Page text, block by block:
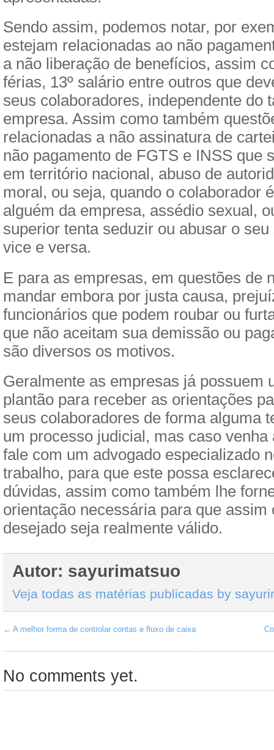
Sendo assim, podemos notar, por
estejam relacionadas ao não
a não liberação de benefícios, assim
férias, 13º salário entre outros que
seus colaboradores, independente do
empresa. Assim como também
relacionadas a não assinatura de
não pagamento de FGTS e INSS que
em território nacional, abuso de
moral, ou seja, quando o colaborador
alguém da empresa, assédio sexual,
superior tenta seduzir ou abusar o
vice e versa.
E para as empresas, em questões de
mandar embora por justa causa,
funcionários que podem roubar ou
que não aceitam sua demissão ou
são diversos os motivos.
Geralmente as empresas já possuem
plantão para receber as orientações
seus colaboradores de forma alguma
um processo judicial, mas caso
fale com um advogado especializado
trabalho, para que este possa
dúvidas, assim como também lhe
orientação necessária para que assim
desejado seja realmente válido.
Autor: sayurimatsuo
Veja todas as matérias publicadas by
← A melhor forma de controlar contas e fluxo de caixa
No comments yet.